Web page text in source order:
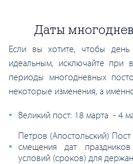
Даты
Если вы хотите, чтобы
идеальным, исключайте
периоды многодневных
некоторые изменения, а
Великий пост: 18 марта - 4
Петров (Апостольский)
смещения дат
условий (сроков) для